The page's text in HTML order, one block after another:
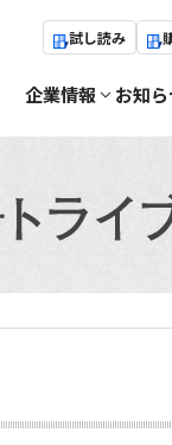
試し読み
企業情報 お知